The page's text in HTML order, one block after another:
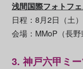
浅間国際フォトフ
日程：8月2日（土
会場：MMoP（長野
3. 神戸六甲ミ